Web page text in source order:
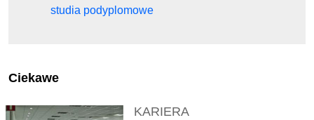
studia podyplomowe
Ciekawe
KARIERA